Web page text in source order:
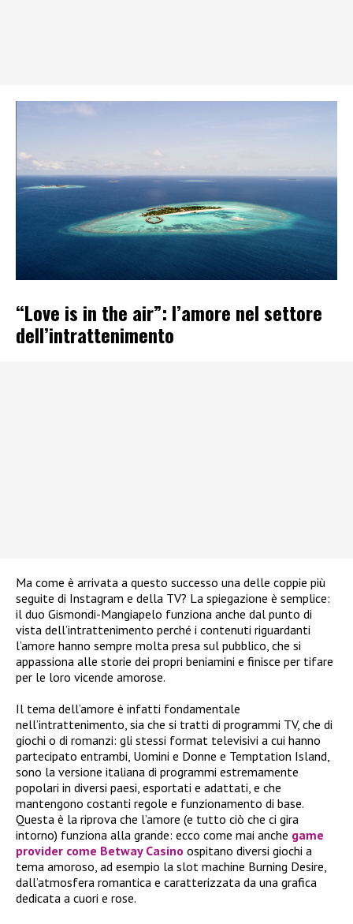
“Love is in the air”: l’amore nel settore
dell’intrattenimento
Ma come è arrivata a questo successo una delle coppie più
seguite di Instagram e della TV? La spiegazione è semplice:
il duo Gismondi-Mangiapelo funziona anche dal punto di
vista dell’intrattenimento perché i contenuti riguardanti
l’amore hanno sempre molta presa sul pubblico, che si
appassiona alle storie dei propri beniamini e finisce per tifare
per le loro vicende amorose.
Il tema dell’amore è infatti fondamentale
nell’intrattenimento, sia che si tratti di programmi TV, che di
giochi o di romanzi: gli stessi format televisivi a cui hanno
partecipato entrambi, Uomini e Donne e Temptation Island,
sono la versione italiana di programmi estremamente
popolari in diversi paesi, esportati e adattati, e che
mantengono costanti regole e funzionamento di base.
Questa è la riprova che l’amore (e tutto ciò che ci gira
intorno) funziona alla grande: ecco come mai anche game
provider come Betway Casino ospitano diversi giochi a
tema amoroso, ad esempio la slot machine Burning Desire,
dall’atmosfera romantica e caratterizzata da una grafica
dedicata a cuori e rose.